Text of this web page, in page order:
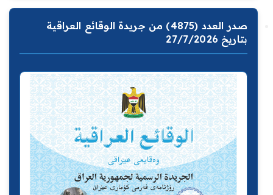
صدر العدد (4875) من جريدة الوقائع العراقية
بتاريخ 27/7/2026